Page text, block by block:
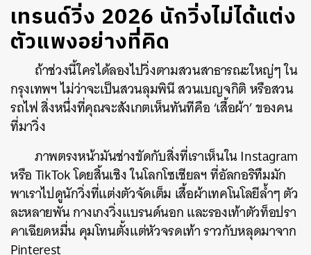
เทรนด์วิ่ง 2026 นักวิ่งไม่ได้แต่ง
ตัวแพงอย่างที่คิด
ถ้าช่วงนี้ใครได้ลองไปวิ่งตามสวนสาธารณะใหญ่ๆ ใน
กรุงเทพฯ ไม่ว่าจะเป็นสวนลุมพินี สวนเบญจกิติ หรือสวน
รถไฟ สิ่งหนึ่งที่คุณจะสังเกตเห็นทันทีคือ ‘เสื้อผ้า’ ของคน
ที่มาวิ่ง
ภาพตรงหน้ามันช่างขัดกับสิ่งที่เราเห็นใน Instagram
หรือ TikTok โดยสิ้นเชิง ในโลกโซเชียลฯ ที่อัลกอริทึมมัก
พาเราไปดูนักวิ่งที่แต่งตัวจัดเต็ม เสื้อผ้าเทคโนโลยีล้ำๆ ตัว
ละหลายพัน กางเกงวิ่งแบรนด์นอก และรองเท้าตัวท็อปรา
คาเฉียดหมื่น คุมโทนตั้งแต่หัวจรดเท้า ราวกับหลุดมาจาก
Pinterest